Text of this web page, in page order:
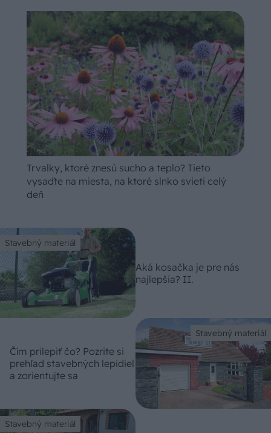
Trvalky, ktoré znesú sucho a teplo? Tieto
vysaďte na miesta, na ktoré slnko svieti celý
deň
Stavebný materiál
Aká kosačka je pre nás
najlepšia? II.
Stavebný materiál
Čím prilepiť čo? Pozrite si
prehľad stavebných lepidiel
a zorientujte sa
Stavebný materiál